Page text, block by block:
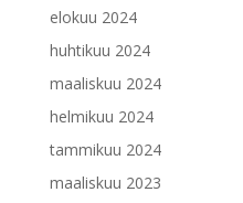
elokuu 2024
huhtikuu 2024
maaliskuu 2024
helmikuu 2024
tammikuu 2024
maaliskuu 2023